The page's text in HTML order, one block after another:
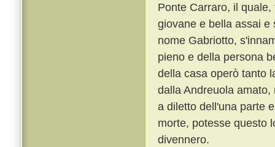
Ponte Carraro, il
giovane e bella assai e
nome Gabriotto,
pieno e della persona
della casa operò tanto
dalla Andreuola
a diletto dell'una parte
morte, potesse questo
divennero.